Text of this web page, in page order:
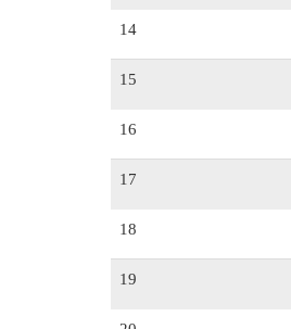
14
15
16
17
18
19